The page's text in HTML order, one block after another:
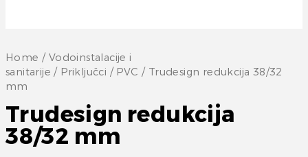
Home / Vodoinstalacije i
sanitarije / Priključci / PVC / Trudesign redukcija 38/32
mm
Trudesign redukcija
38/32 mm